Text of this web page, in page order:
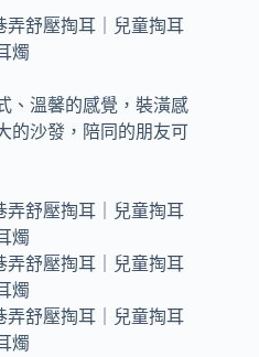
、溫馨的感覺，裝潢感
的沙發，陪同的朋友可